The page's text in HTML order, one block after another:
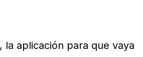
la aplicación para que vaya